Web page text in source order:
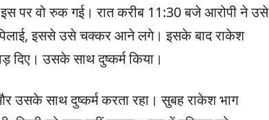
पर वो रुक गई। रात करीब 11:30 बजे आरोपी ने उसे
इससे उसे चक्कर आने लगे। इसके बाद राकेश
दिए। उसके साथ दुष्कर्म किया।
उसके साथ दुष्कर्म करता रहा। सुबह राकेश भाग